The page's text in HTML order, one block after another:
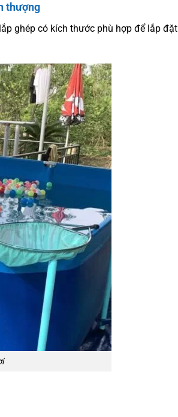
thượng
ghép có kích thước phù hợp để lắp đặt